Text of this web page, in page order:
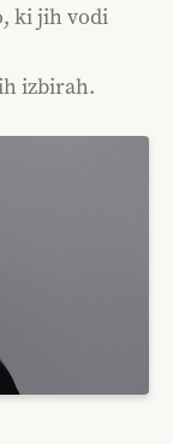
ki jih vodi
izbirah.